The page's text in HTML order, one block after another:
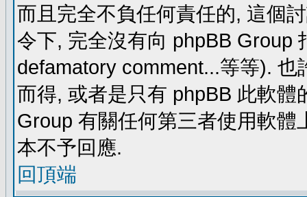
而且完全不負任何責任的, 這個
令下, 完全沒有向 phpBB Group
defamatory comment...等等).
而得, 或者是只有 phpBB 此軟
Group 有關任何第三者使用軟
本不予回應.
回頂端